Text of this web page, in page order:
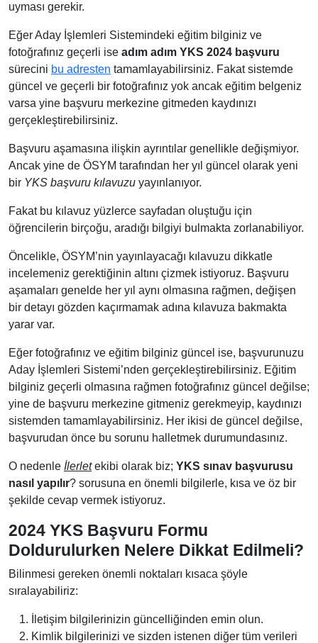
uyması gerekir.
Eğer Aday İşlemleri Sistemindeki eğitim bilginiz ve
fotoğrafınız geçerli ise adım adım YKS 2024 başvuru
sürecini bu adresten tamamlayabilirsiniz. Fakat sistemde
güncel ve geçerli bir fotoğrafınız yok ancak eğitim belgeniz
varsa yine başvuru merkezine gitmeden kaydınızı
gerçekleştirebilirsiniz.
Başvuru aşamasına ilişkin ayrıntılar genellikle değişmiyor.
Ancak yine de ÖSYM tarafından her yıl güncel olarak yeni
bir YKS başvuru kılavuzu yayınlanıyor.
Fakat bu kılavuz yüzlerce sayfadan oluştuğu için
öğrencilerin birçoğu, aradığı bilgiyi bulmakta zorlanabiliyor.
Öncelikle, ÖSYM’nin yayınlayacağı kılavuzu dikkatle
incelemeniz gerektiğinin altını çizmek istiyoruz. Başvuru
aşamaları genelde her yıl aynı olmasına rağmen, değişen
bir detayı gözden kaçırmamak adına kılavuza bakmakta
yarar var.
Eğer fotoğrafınız ve eğitim bilginiz güncel ise, başvurunuzu
Aday İşlemleri Sistemi’nden gerçekleştirebilirsiniz. Eğitim
bilginiz geçerli olmasına rağmen fotoğrafınız güncel değilse;
yine de başvuru merkezine gitmeniz gerekmeyip, kaydınızı
sistemden tamamlayabilirsiniz. Her ikisi de güncel değilse,
başvurudan önce bu sorunu halletmek durumundasınız.
O nedenle İlerletekibi olarak biz; YKS sınav başvurusu
nasıl yapılır? sorusuna en önemli bilgilerle, kısa ve öz bir
şekilde cevap vermek istiyoruz.
2024 YKS Başvuru Formu
Doldurulurken Nelere Dikkat Edilmeli?
Bilinmesi gereken önemli noktaları kısaca şöyle
sıralayabiliriz:
İletişim bilgilerinizin güncelliğinden emin olun.
Kimlik bilgilerinizi ve sizden istenen diğer tüm verileri